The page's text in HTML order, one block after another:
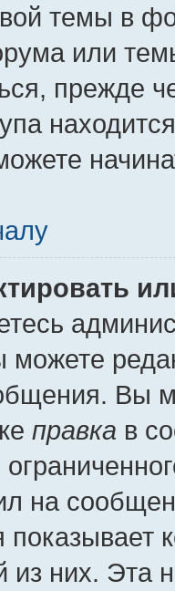
темы в
или
прежде
Вы
правка в
на
показывает
из них. Эта